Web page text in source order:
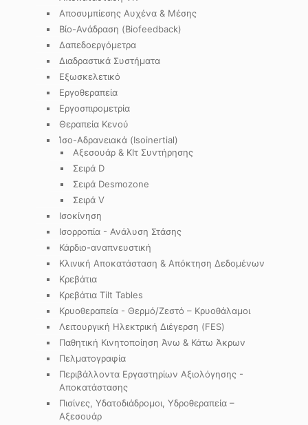
Αποσυμπίεσης Αυχένα & Μέσης
Βίο-Ανάδραση (Biofeedback)
Δαπεδοεργόμετρα
Διαδραστικά Συστήματα
Εξωσκελετικό
Εργοθεραπεία
Εργοσπιρομετρία
Θεραπεία Κενού
Ίσο-Αδρανειακά (Isoinertial)
Αξεσουάρ & ΚΙτ Συντήρησης
Σειρά D
Σειρά Desmozone
Σειρά V
Ισοκίνηση
Ισορροπία - Ανάλυση Στάσης
Κάρδιο-αναπνευστική
Κλινική Αποκατάσταση & Απόκτηση Δεδομένων
Κρεβάτια
Κρεβάτια Tilt Tables
Κρυοθεραπεία - Θερμό/Ζεστό – Κρυοθάλαμοι
Λειτουργική Ηλεκτρική Διέγερση (FES)
Παθητική Κινητοποίηση Άνω & Κάτω Άκρων
Πελματογραφία
Περιβάλλοντα Εργαστηρίων Αξιολόγησης -
Αποκατάστασης
Πισίνες, Υδατοδιάδρομοι, Υδροθεραπεία –
Αξεσουάρ